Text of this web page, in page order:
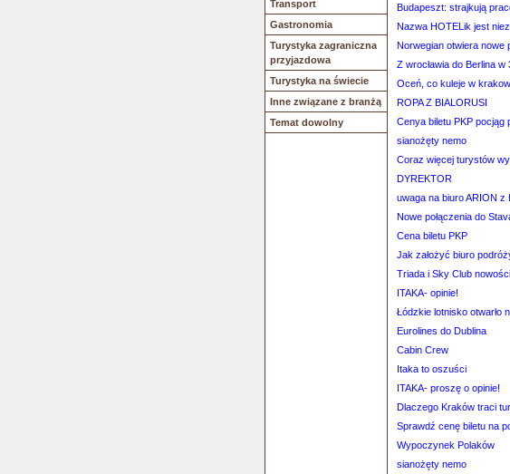
Transport
Gastronomia
Turystyka zagraniczna
przyjazdowa
Turystyka na świecie
Inne związane z branżą
Temat dowolny
Budapeszt: strajkują
Nazwa HOTELik jest
Norwegian otwiera nowe
Z wrocławia do Berlina w
Oceń, co kuleje w
ROPA Z BIALORUSI
Cenya biletu PKP pocjąg
sianożęty nemo
Coraz więcej turystów
DYREKTOR
uwaga na biuro ARION z
Nowe połączenia do
Cena biletu PKP
Jak założyć biuro
Triada i Sky Club nowości
ITAKA- opinie!
Łódzkie lotnisko otwarło
Eurolines do Dublina
Cabin Crew
Itaka to oszuści
ITAKA- proszę o opinie!
Dlaczego Kraków traci
Sprawdź cenę biletu na
Wypoczynek Polaków
sianożęty nemo